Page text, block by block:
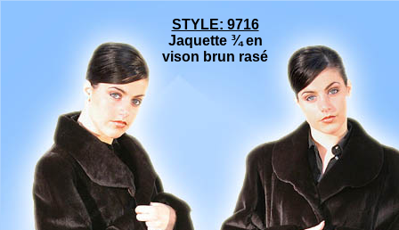
STYLE: 9716
Jaquette ¾ en
vison brun rasé